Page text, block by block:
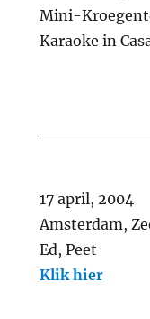
Mini-
Karaoke in
17 april, 2004
Amsterdam,
Ed, Peet
Klik hier